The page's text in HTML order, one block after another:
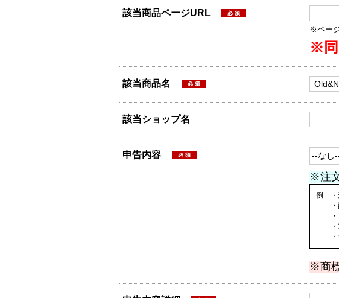
該当商品ページURL
※ペー
※同
該当商品名
該当ショップ名
申告内容
※注
例 ・
・
・
・
・シ
※商